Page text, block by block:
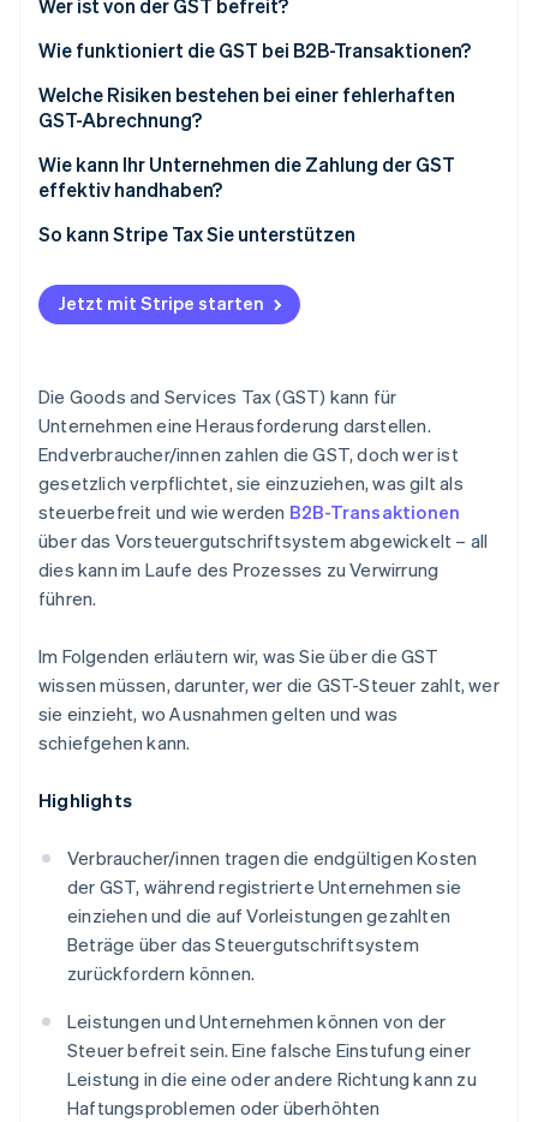
Wer ist von der GST befreit?
Steuerbefreite Lieferungen
Steuerbefreite Unternehmen
Wie funktioniert die GST bei B2B-Transaktionen?
Welche Risiken bestehen bei einer fehlerhaften
GST-Abrechnung?
Falsche Steuerkodierung
Fehlende oder ungültige Rechnungen mit
Steuerausweis
Nichtregistrierung
Wie kann Ihr Unternehmen die Zahlung der GST
effektiv handhaben?
Wählen Sie von Anfang an die richtigen
Automatisieren Sie, wo das Volumen es rechtfertigt
Führen Sie die Unterlagen zeitnah
Holen Sie sich Fachberatung für
grenzüberschreitende Geschäfte
So kann Stripe Tax Sie unterstützen
Jetzt mit Stripe starten
Die Goods and Services Tax (GST) kann für
Unternehmen eine Herausforderung darstellen.
Endverbraucher/innen zahlen die GST, doch wer ist
gesetzlich verpflichtet, sie einzuziehen, was gilt als
steuerbefreit und wie werden B2B-Transaktionen
über das Vorsteuergutschriftsystem abgewickelt – all
dies kann im Laufe des Prozesses zu Verwirrung
führen.
Im Folgenden erläutern wir, was Sie über die GST
wissen müssen, darunter, wer die GST-Steuer zahlt, wer
sie einzieht, wo Ausnahmen gelten und was
schiefgehen kann.
Highlights
Verbraucher/innen tragen die endgültigen Kosten
der GST, während registrierte Unternehmen sie
einziehen und die auf Vorleistungen gezahlten
Beträge über das Steuergutschriftsystem
zurückfordern können.
Leistungen und Unternehmen können von der
Steuer befreit sein. Eine falsche Einstufung einer
Leistung in die eine oder andere Richtung kann zu
Haftungsproblemen oder überhöhten